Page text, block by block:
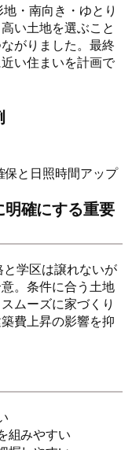
・南向き・ゆとり
い土地を選ぶこと
がりました。最終
い住まいを計画で
保と日照時間アップ
確にする重要
学区は譲れないが
。条件に合う土地
ムーズに家づくり
費上昇の影響を抑
組みやすい